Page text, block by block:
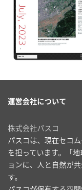
運営会社について
株式会社パスコ
パスコは、現在セコ
を担っています。「
ョンに、人と自然が
す。